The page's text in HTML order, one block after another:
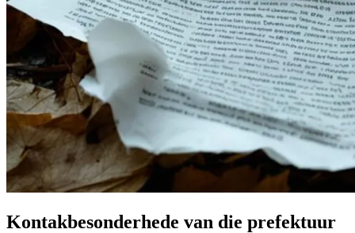
Kontakbesonderhede van die prefektuur